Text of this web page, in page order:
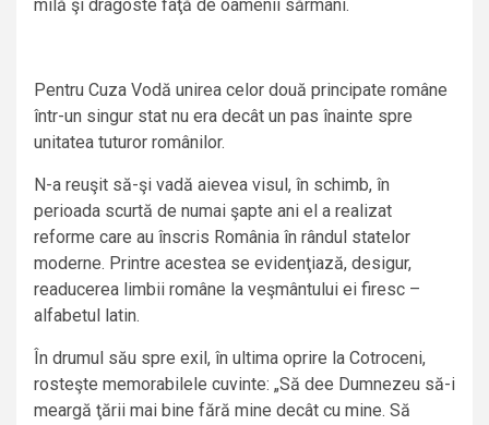
milă şi dragoste faţă de oamenii sărmani.
Pentru Cuza Vodă unirea celor două principate române
într-un singur stat nu era decât un pas înainte spre
unitatea tuturor românilor.
N-a reuşit să-şi vadă aievea visul, în schimb, în
perioada scurtă de numai şapte ani el a realizat
reforme care au înscris România în rândul statelor
moderne. Printre acestea se evidenţiază, desigur,
readucerea limbii române la veşmântului ei firesc –
alfabetul latin.
În drumul său spre exil, în ultima oprire la Cotroceni,
rosteşte memorabilele cuvinte: „Să dee Dumnezeu să-i
meargă ţării mai bine fără mine decât cu mine. Să